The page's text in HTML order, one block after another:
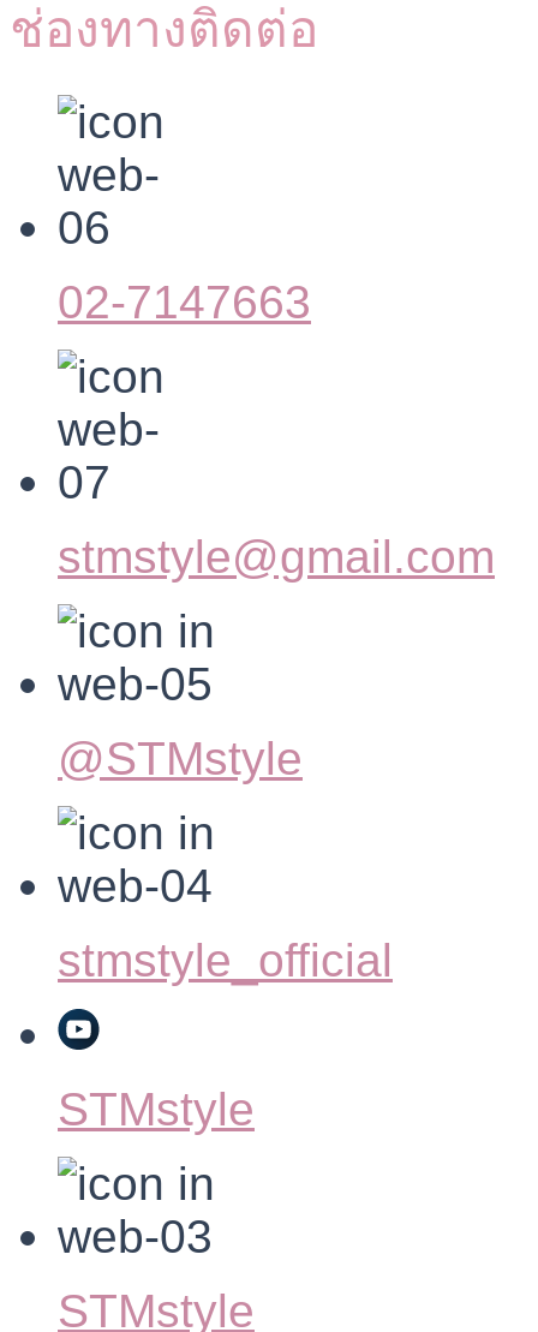
ช่องทางติดต่อ
02-7147663
stmstyle@gmail.com
@STMstyle
stmstyle_official
STMstyle
STMstyle